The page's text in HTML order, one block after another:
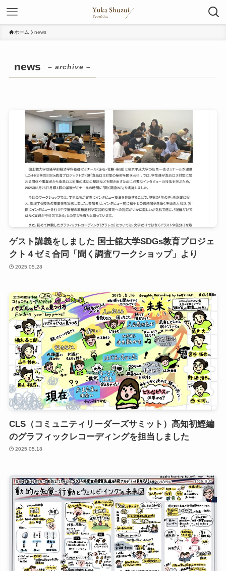
ホーム news
news – archive –
ゲスト講義をしました 国士舘大学SDGs教育プロジェ
クト４ゼミ合同「聞く調査ワークショップ」より
2025.05.28
CLS（コミュニティリーダーズサミット）高知初鰹編
のグラフィックレコーディングを担当しました
2025.05.18